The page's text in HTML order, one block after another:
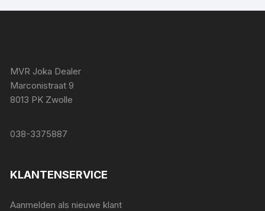
MVR Joka Dealer
Marconistraat 9
8013 PK Zwolle
038-3375887
KLANTENSERVICE
Aanmelden als nieuwe klant